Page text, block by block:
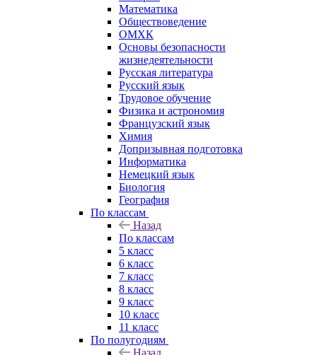
Математика
Обществоведение
ОМХК
Основы безопасности
жизнедеятельности
Русская литература
Русский язык
Трудовое обучение
Физика и астрономия
Французский язык
Химия
Допризывная подготовка
Информатика
Немецкий язык
Биология
География
По классам
Назад
По классам
5 класс
6 класс
7 класс
8 класс
9 класс
10 класс
11 класс
По полугодиям
Назад